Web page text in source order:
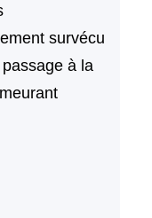
survécu
à la